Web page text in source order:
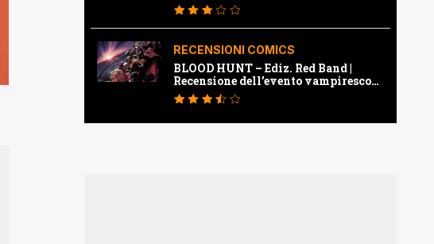
RECENSIONI COMICS
BLOOD HUNT – Ediz. Red Band |
Recensione dell’evento vampiresco
della Marvel